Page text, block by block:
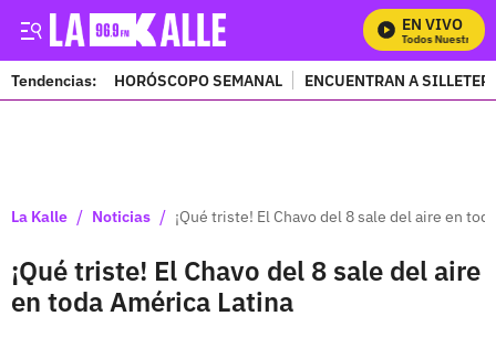
EN VIVO
Mira Todos Nuestros
Tendencias: HORÓSCOPO SEMANAL ENCUENTRAN A
La Kalle / Noticias / ¡Qué triste! El Chavo del 8 sale del aire en
¡Qué triste! El Chavo del 8 sale del aire
en toda América Latina